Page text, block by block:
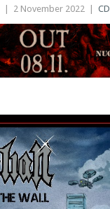
2 November 2022 CD